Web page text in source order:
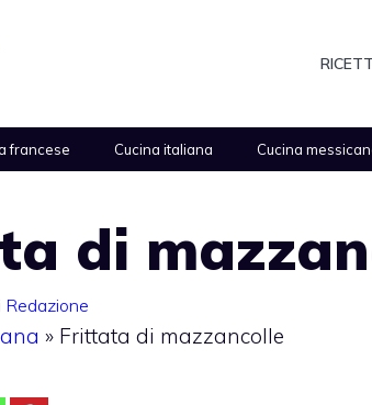
francese Cucina italiana Cucina
di
Redazione
» Frittata di mazzancolle